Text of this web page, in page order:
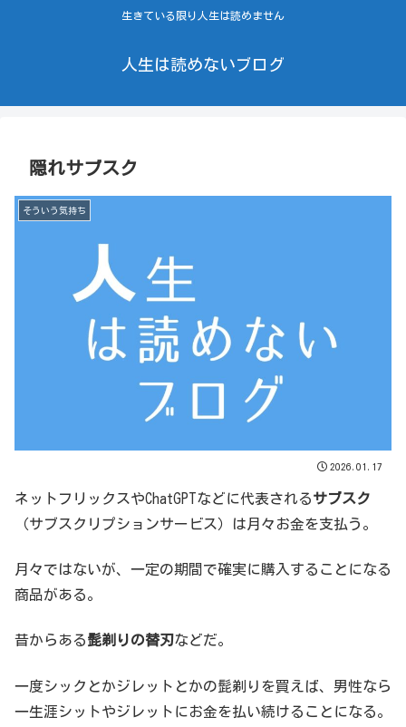
生きている限り人生は読めません
人生は読めないブログ
隠れサブスク
そういう気持ち
2026.01.17
ネットフリックスやChatGPTなどに代表されるサブスク
（サブスクリプションサービス）は月々お金を支払う。
月々ではないが、一定の期間で確実に購入することになる
商品がある。
昔からある髭剃りの替刃などだ。
一度シックとかジレットとかの髭剃りを買えば、男性なら
一生涯シットやジレットにお金を払い続けることになる。